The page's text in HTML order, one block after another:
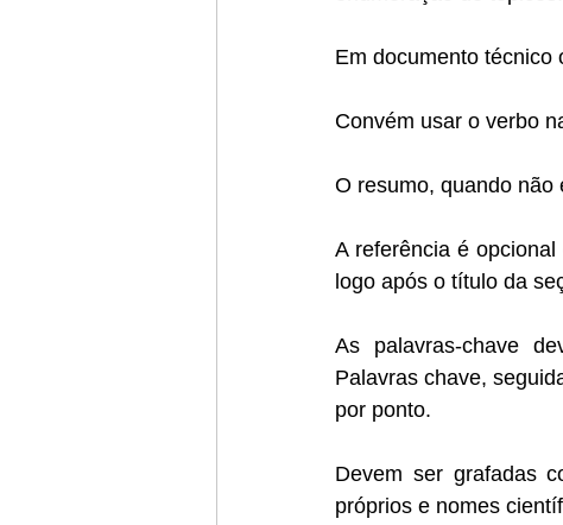
Em documento técnico
Convém usar o verbo
O resumo, quando não
A referência é
logo após o título da
As palavras-chave
Palavras chave,
por ponto.
Devem ser grafadas
próprios e nomes